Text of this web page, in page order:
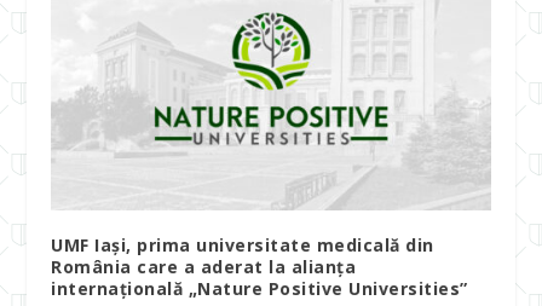
UMF Iași, prima universitate medicală din
România care a aderat la alianța
internațională „Nature Positive Universities”